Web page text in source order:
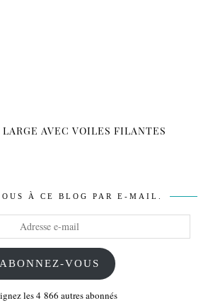
AVEC VOILES FILANTES
À CE BLOG PAR E-MAIL.
ABONNEZ-VOUS
les 4 866 autres abonnés